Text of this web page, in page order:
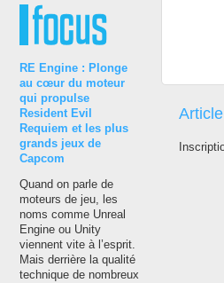
RE Engine : Plonge
au cœur du moteur
qui propulse
Resident Evil
Requiem et les plus
grands jeux de
Capcom
Quand on parle de
moteurs de jeu, les
noms comme Unreal
Engine ou Unity
viennent vite à l’esprit.
Mais derrière la qualité
technique de nombreux